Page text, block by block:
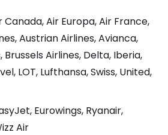
Canada, Air Europa, Air France,
Austrian Airlines, Avianca,
Brussels Airlines, Delta, Iberia,
LOT, Lufthansa, Swiss, United,
Eurowings, Ryanair,
Air